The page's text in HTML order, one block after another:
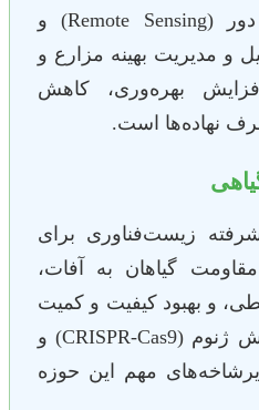
Learning)، سنجش از دور (Remote Sensing) و
و مدیریت بهینه مزارع و
بهره‌وری، کاهش
نهاده‌ها است.
زیست‌فناوری برای
گیاهان به آفات،
و بهبود کیفیت و کمیت
محصولات باغبانی. ویرایش ژنوم (CRISPR-Cas9) و
مهم این حوزه